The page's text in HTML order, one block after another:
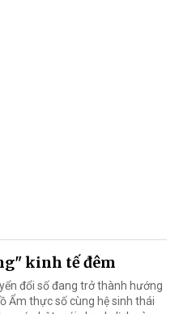
kinh tế đêm
đổi số đang trở thành hướng
Ẩm thực số cùng hệ sinh thái